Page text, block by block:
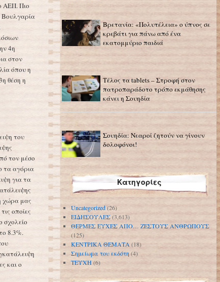
ΑΕΠ. Πιο
Βουλγαρία
4η
στον
όπου η
θέση η
του
τον μέσο
τα αγόρια
για τα
χώρα μας
οποίες
σχολείο
8.3%.
και ο
Βρετανία: «Πολυτέλεια» ο ύπνος σε
κρεβάτι για πάνω από ένα
εκατομμύριο παιδιά
Τέλος τα tablets – Στροφή στον
πατροπαράδοτο τρόπο εκμάθησης
κάνει η Σουηδία
Σουηδία: Νεαροί ζητούν να γίνουν
δολοφόνοι!
Κατηγορίες
Uncategorized (26)
ΕΙΔΗΣΟΥΛΕΣ(3,613)
ΘΕΡΜΕΣ ΕΥΧΕΣ ΑΠΟ… ΖΕΣΤΟΥΣ ΑΝΘΡΩΠΟΥΣ
(125)
ΚΕΝΤΡΙΚΑ ΘΕΜΑΤΑ (18)
Σημείωμα του εκδότη(4)
ΤΕΥΧΗ(6)